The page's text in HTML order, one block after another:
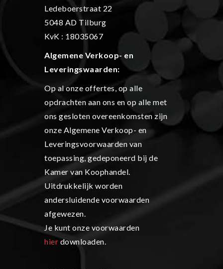
Ledeboerstraat 22
5048 AD Tilburg
KvK : 18035067
Algemene Verkoop- en
Leveringswaarden:
Op al onze offertes, op alle
opdrachten aan ons en op alle met
ons gesloten overeenkomsten zijn
onze Algemene Verkoop- en
Leveringsvoorwaarden van
toepassing, gedeponeerd bij de
Kamer van Koophandel.
Uitdrukkelijk worden
andersluidende voorwaarden
afgewezen.
Je kunt onze voorwaarden
hier downloaden.